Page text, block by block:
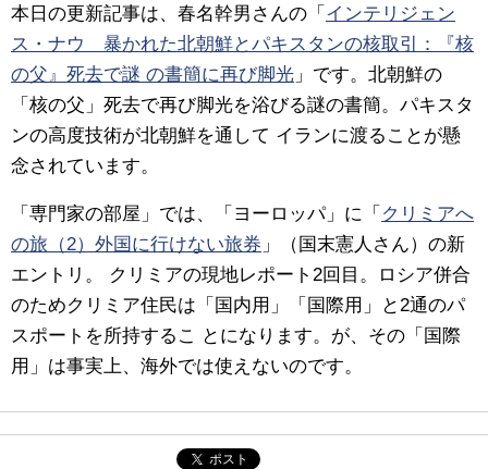
本日の更新記事は、春名幹男さんの「 インテリジェン
ス・ナウ 暴かれた北朝鮮とパキスタンの核取引：『核
の父』死去で謎 の書簡に再び脚光 」です。北朝鮮の
「核の父」死去で再び脚光を浴びる謎の書簡。パキスタ
ンの高度技術が北朝鮮を通して イランに渡ることが懸
念されています。
「専門家の部屋」では、「ヨーロッパ」に「 クリミアへ
の旅（2）外国に行けない旅券 」（国末憲人さん）の新
エントリ。 クリミアの現地レポート2回目。ロシア併合
のためクリミア住民は「国内用」「国際用」と2通のパ
スポートを所持するこ とになります。が、その「国際
用」は事実上、海外では使えないのです。
ポスト